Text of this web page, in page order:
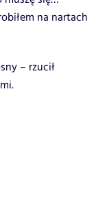
na nartach
– rzucił